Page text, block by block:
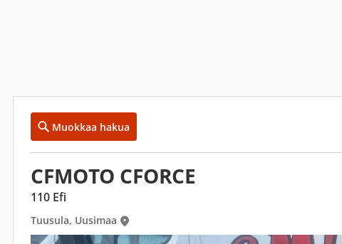
Muokkaa hakua
CFMOTO CFORCE
110 Efi
Tuusula, Uusimaa